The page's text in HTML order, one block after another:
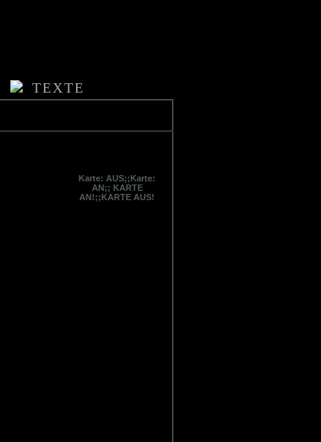
TEXTE
Karte: AUS;;Karte:
AN;; KARTE
AN!;;KARTE AUS!